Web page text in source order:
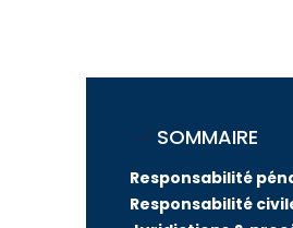
SOMMAIRE
Responsabilité
Responsabilité